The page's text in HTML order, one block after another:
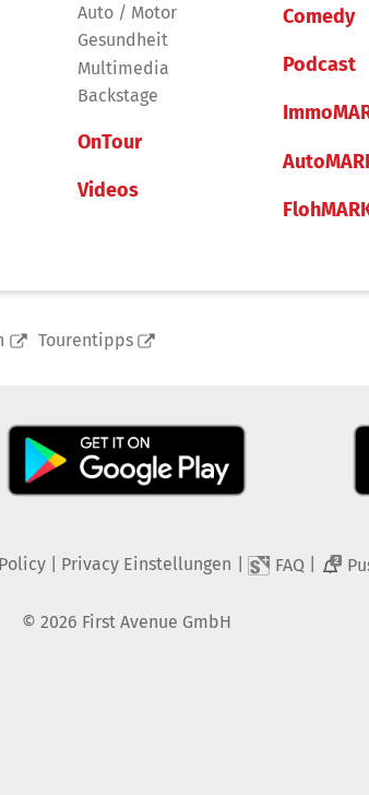
Auto / Motor
Gesundheit
Multimedia
Backstage
OnTour
Videos
Comedy
Podcast
Tourentipps
| Privacy Einstellungen FAQ 2
© 2026 First Avenue GmbH